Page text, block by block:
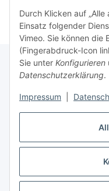
Durch Klicken auf
Einsatz folgender
Vimeo. Sie können die
(Fingerabdruck-Icon
Sie unter Konfigurieren
Datenschutzerklärung.
Impressum